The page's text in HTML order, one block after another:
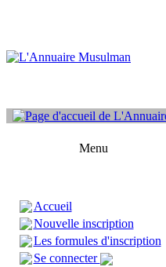
Menu
Accueil
Nouvelle inscription
Les formules d'inscription
Se connecter